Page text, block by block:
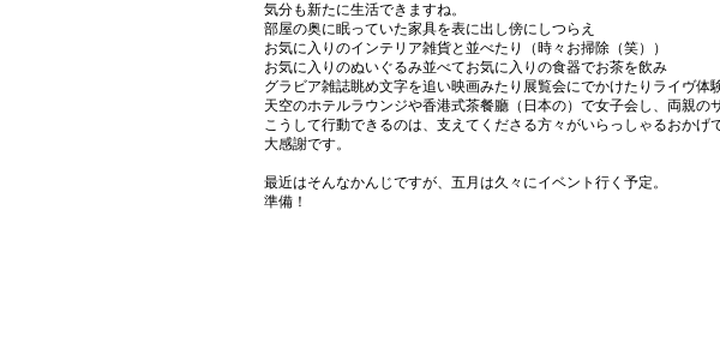
気分も新たに生活できますね。
部屋の奥に眠っていた家具を表に出し傍にしつらえ
お気に入りのインテリア雑貨と並べたり（時々お掃除（笑））
お気に入りのぬいぐるみ並べてお気に入りの食器でお茶を飲み
グラビア雑誌眺め文字を追い映画みたり展覧会にでかけたりライヴ体
天空のホテルラウンジや香港式茶餐廳（日本の）で女子会し、両親の
こうして行動できるのは、支えてくださる方々がいらっしゃるおかげで
大感謝です。
最近はそんなかんじですが、五月は久々にイベント行く予定。
準備！